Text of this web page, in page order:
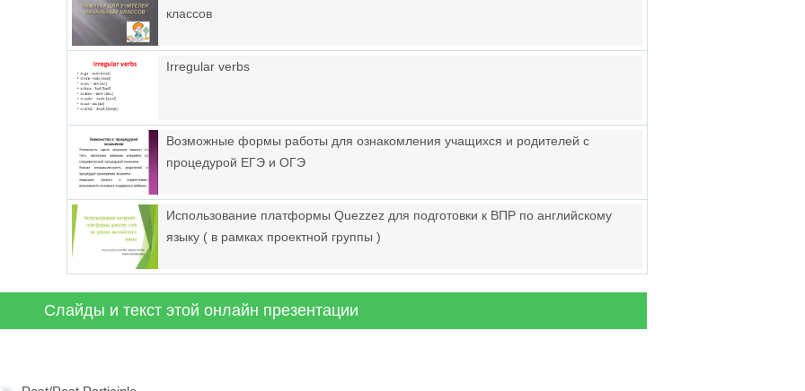
классов
Irregular verbs
Возможные формы работы для ознакомления учащихся и родителей с
процедурой ЕГЭ и ОГЭ
Использование платформы Quezzez для подготовки к ВПР по английскому
языку ( в рамках проектной группы )
Слайды и текст этой онлайн презентации